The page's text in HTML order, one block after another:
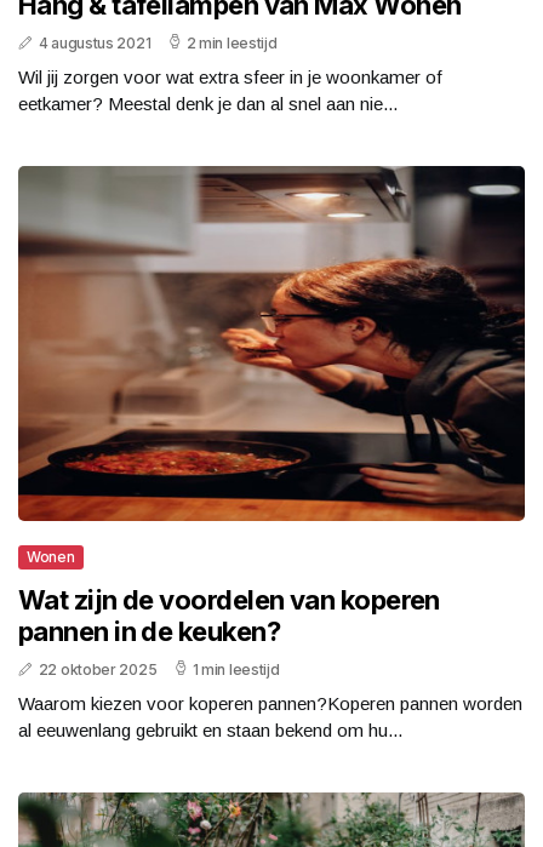
4 augustus 2021 2 min leestijd
Wil jij zorgen voor wat extra sfeer in je woonkamer of
eetkamer? Meestal denk je dan al snel aan nie...
Wonen
Wat zijn de voordelen van koperen
pannen in de keuken?
22 oktober 2025 1 min leestijd
Waarom kiezen voor koperen pannen?Koperen pannen worden
al eeuwenlang gebruikt en staan bekend om hu...